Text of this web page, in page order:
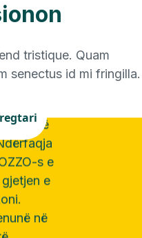
tristique. Quam
senectus id mi fringilla.